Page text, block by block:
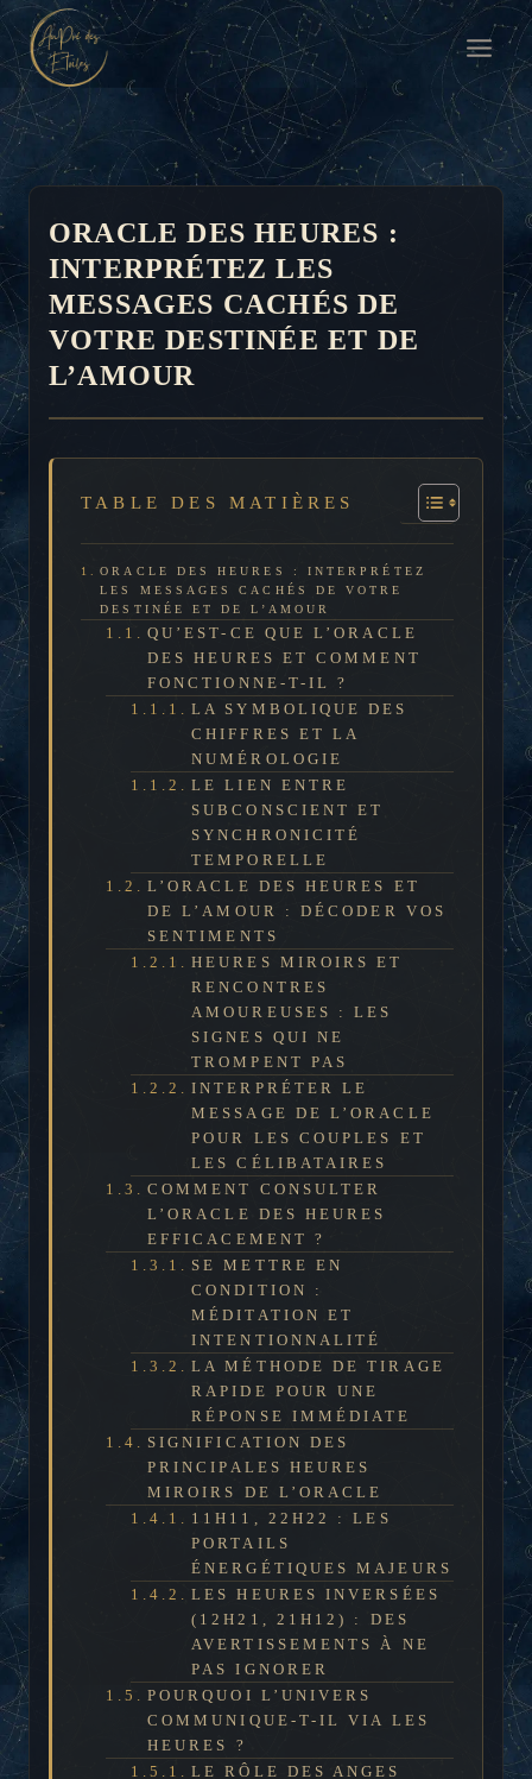
Aller
au
contenu
ORACLE DES HEURES :
INTERPRÉTEZ LES
MESSAGES CACHÉS DE
VOTRE DESTINÉE ET DE
L’AMOUR
TABLE DES MATIÈRES
ORACLE DES HEURES : INTERPRÉTEZ
LES MESSAGES CACHÉS DE VOTRE
DESTINÉE ET DE L’AMOUR
QU’EST-CE QUE L’ORACLE
DES HEURES ET COMMENT
FONCTIONNE-T-IL ?
LA SYMBOLIQUE DES
CHIFFRES ET LA
NUMÉROLOGIE
LE LIEN ENTRE
SUBCONSCIENT ET
SYNCHRONICITÉ
TEMPORELLE
L’ORACLE DES HEURES ET
DE L’AMOUR : DÉCODER VOS
SENTIMENTS
HEURES MIROIRS ET
RENCONTRES
AMOUREUSES : LES
SIGNES QUI NE
TROMPENT PAS
INTERPRÉTER LE
MESSAGE DE L’ORACLE
POUR LES COUPLES ET
LES CÉLIBATAIRES
COMMENT CONSULTER
L’ORACLE DES HEURES
EFFICACEMENT ?
SE METTRE EN
CONDITION :
MÉDITATION ET
INTENTIONNALITÉ
LA MÉTHODE DE TIRAGE
RAPIDE POUR UNE
RÉPONSE IMMÉDIATE
SIGNIFICATION DES
PRINCIPALES HEURES
MIROIRS DE L’ORACLE
11H11, 22H22 : LES
PORTAILS
ÉNERGÉTIQUES MAJEURS
LES HEURES INVERSÉES
(12H21, 21H12) : DES
AVERTISSEMENTS À NE
PAS IGNORER
POURQUOI L’UNIVERS
COMMUNIQUE-T-IL VIA LES
HEURES ?
LE RÔLE DES ANGES